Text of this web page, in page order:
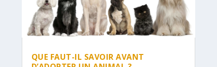
QUE FAUT-IL SAVOIR AVANT